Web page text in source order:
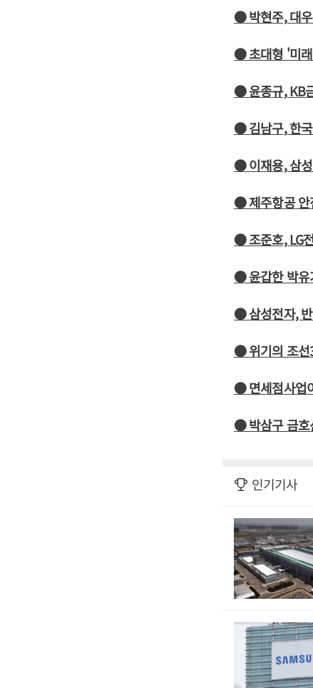
● 박현주, 대
● 초대형 '미
● 윤종규, KB
● 김남구, 한
● 이재용, 삼
● 제주항공 안
● 조준호, LG
● 윤갑한 박유
● 삼성전자,
● 위기의 조선
● 면세점사업
● 박삼구 금호
인기기사